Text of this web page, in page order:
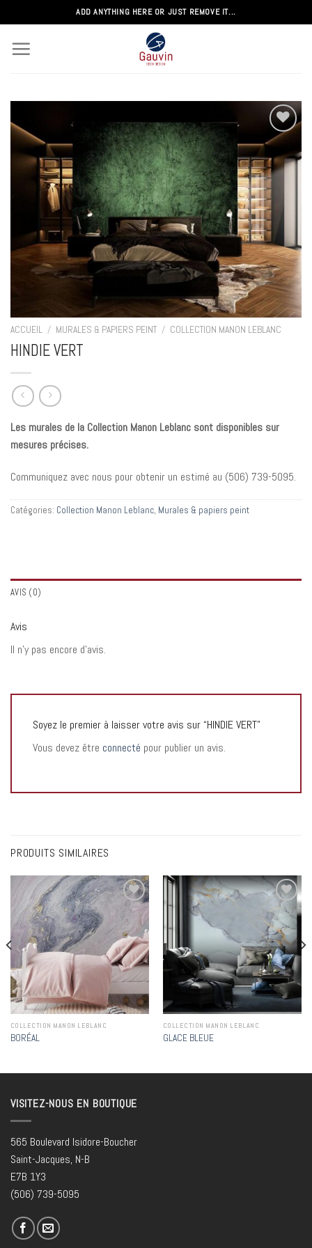
au
contenu
ADD ANYTHING HERE OR JUST REMOVE IT...
Add to
wishlist
ACCUEIL / MURALES & PAPIERS PEINT / COLLECTION MANON LEBLANC
HINDIE VERT
Les murales de la Collection Manon Leblanc sont disponibles sur
mesures précises.
Communiquez avec nous pour obtenir un estimé au (506) 739-5095.
Catégories: Collection Manon Leblanc, Murales & papiers peint
AVIS (0)
Avis
Il n’y pas encore d’avis.
Soyez le premier à laisser votre avis sur “HINDIE VERT”
Vous devez être connecté pour publier un avis.
PRODUITS SIMILAIRES
Add to
wishlist
COLLECTION MANON LEBLANC
BORÉAL
Add to
wishlist
COLLECTION MANON LEBLANC
GLACE BLEUE
VISITEZ-NOUS EN BOUTIQUE
565 Boulevard Isidore-Boucher
Saint-Jacques, N-B
E7B 1Y3
(506) 739-5095